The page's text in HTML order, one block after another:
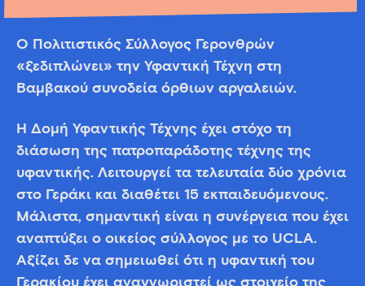
Ο Πολιτιστικός Σύλλογος Γερονθρών
«ξεδιπλώνει» την Υφαντική Τέχνη στη
Βαμβακού συνοδεία όρθιων αργαλειών.
Η Δομή Υφαντικής Τέχνης έχει στόχο τη
διάσωση της πατροπαράδοτης τέχνης της
υφαντικής. Λειτουργεί τα τελευταία δύο χρόνια
στο Γεράκι και διαθέτει 15 εκπαιδευόμενους.
Μάλιστα, σημαντική είναι η συνέργεια που έχει
αναπτύξει ο οικείος σύλλογος με το UCLA.
Αξίζει δε να σημειωθεί ότι η υφαντική του
Γερακίου έχει αναγνωριστεί ως στοιχείο της